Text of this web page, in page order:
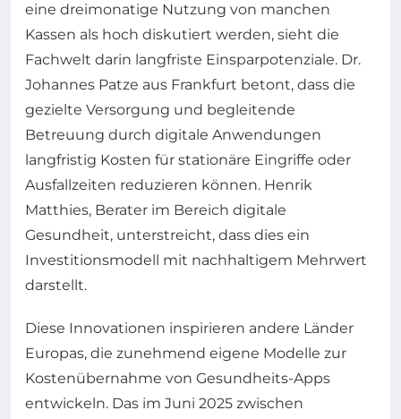
eine dreimonatige Nutzung von manchen
Kassen als hoch diskutiert werden, sieht die
Fachwelt darin langfriste Einsparpotenziale. Dr.
Johannes Patze aus Frankfurt betont, dass die
gezielte Versorgung und begleitende
Betreuung durch digitale Anwendungen
langfristig Kosten für stationäre Eingriffe oder
Ausfallzeiten reduzieren können. Henrik
Matthies, Berater im Bereich digitale
Gesundheit, unterstreicht, dass dies ein
Investitionsmodell mit nachhaltigem Mehrwert
darstellt.
Diese Innovationen inspirieren andere Länder
Europas, die zunehmend eigene Modelle zur
Kostenübernahme von Gesundheits-Apps
entwickeln. Das im Juni 2025 zwischen